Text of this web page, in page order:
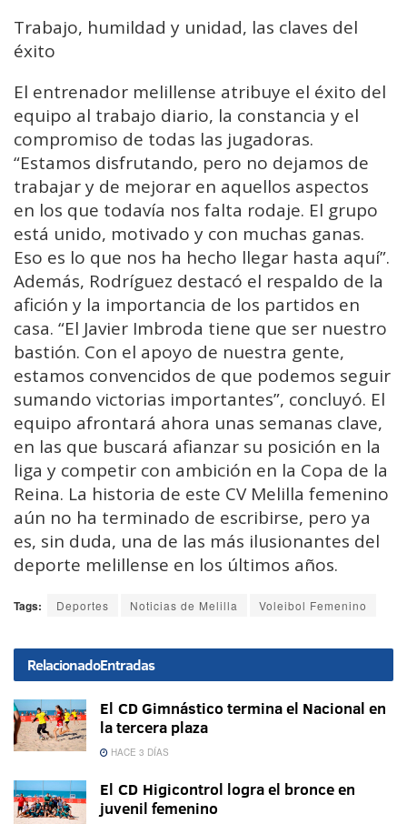
Trabajo, humildad y unidad, las claves del
éxito
El entrenador melillense atribuye el éxito del
equipo al trabajo diario, la constancia y el
compromiso de todas las jugadoras.
“Estamos disfrutando, pero no dejamos de
trabajar y de mejorar en aquellos aspectos
en los que todavía nos falta rodaje. El grupo
está unido, motivado y con muchas ganas.
Eso es lo que nos ha hecho llegar hasta aquí”.
Además, Rodríguez destacó el respaldo de la
afición y la importancia de los partidos en
casa. “El Javier Imbroda tiene que ser nuestro
bastión. Con el apoyo de nuestra gente,
estamos convencidos de que podemos seguir
sumando victorias importantes”, concluyó. El
equipo afrontará ahora unas semanas clave,
en las que buscará afianzar su posición en la
liga y competir con ambición en la Copa de la
Reina. La historia de este CV Melilla femenino
aún no ha terminado de escribirse, pero ya
es, sin duda, una de las más ilusionantes del
deporte melillense en los últimos años.
Tags: Deportes Noticias de Melilla Voleibol Femenino
RelacionadoEntradas
El CD Gimnástico termina el Nacional en
la tercera plaza
HACE 3 DÍAS
El CD Higicontrol logra el bronce en
juvenil femenino